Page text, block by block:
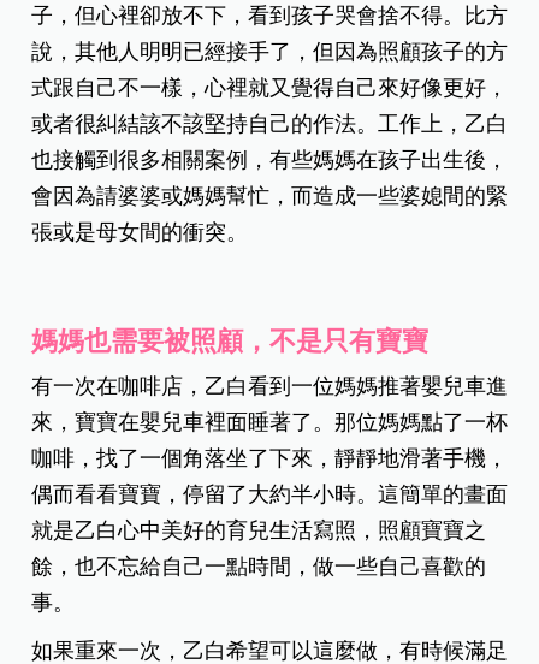
子，但心裡卻放不下，看到孩子哭會捨不得。比方
說，其他人明明已經接手了，但因為照顧孩子的方
式跟自己不一樣，心裡就又覺得自己來好像更好，
或者很糾結該不該堅持自己的作法。工作上，乙白
也接觸到很多相關案例，有些媽媽在孩子出生後，
會因為請婆婆或媽媽幫忙，而造成一些婆媳間的緊
張或是母女間的衝突。
媽媽也需要被照顧，不是只有寶寶
有一次在咖啡店，乙白看到一位媽媽推著嬰兒車進
來，寶寶在嬰兒車裡面睡著了。那位媽媽點了一杯
咖啡，找了一個角落坐了下來，靜靜地滑著手機，
偶而看看寶寶，停留了大約半小時。這簡單的畫面
就是乙白心中美好的育兒生活寫照，照顧寶寶之
餘，也不忘給自己一點時間，做一些自己喜歡的
事。
如果重來一次，乙白希望可以這麼做，有時候滿足